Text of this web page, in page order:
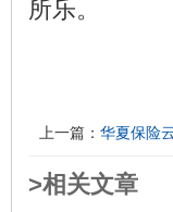
所乐。
上一篇： 华夏保险
>相关文章